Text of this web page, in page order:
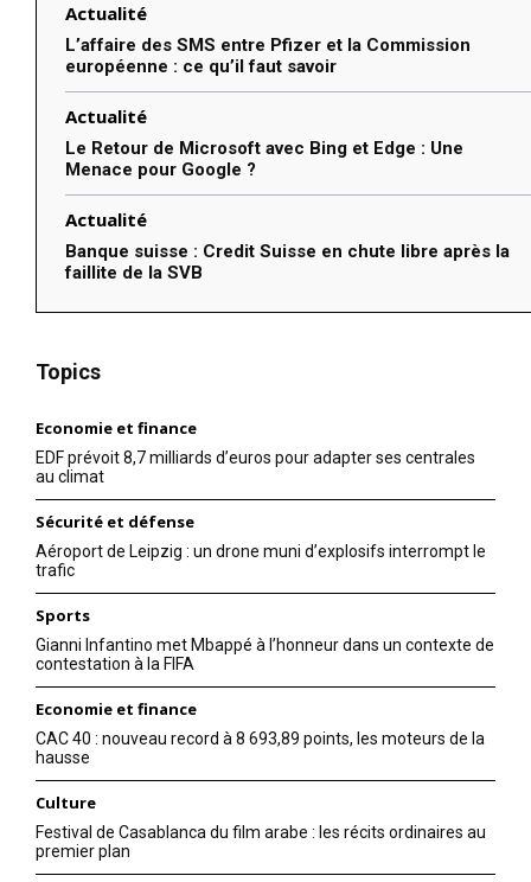
Actualité
L’affaire des SMS entre Pfizer et la Commission
européenne : ce qu’il faut savoir
Actualité
Le Retour de Microsoft avec Bing et Edge : Une
Menace pour Google ?
Actualité
Banque suisse : Credit Suisse en chute libre après la
faillite de la SVB
Topics
Economie et finance
EDF prévoit 8,7 milliards d’euros pour adapter ses centrales
au climat
Sécurité et défense
Aéroport de Leipzig : un drone muni d’explosifs interrompt le
trafic
Sports
Gianni Infantino met Mbappé à l’honneur dans un contexte de
contestation à la FIFA
Economie et finance
CAC 40 : nouveau record à 8 693,89 points, les moteurs de la
hausse
Culture
Festival de Casablanca du film arabe : les récits ordinaires au
premier plan